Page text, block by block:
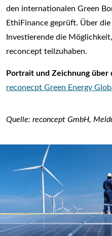
den internationalen Green
EthiFinance geprüft. Über
Investierende die
reconcept teilzuhaben.
Portrait und Zeichnung über
reconecpt Green Energy
Quelle: reconcept GmbH,